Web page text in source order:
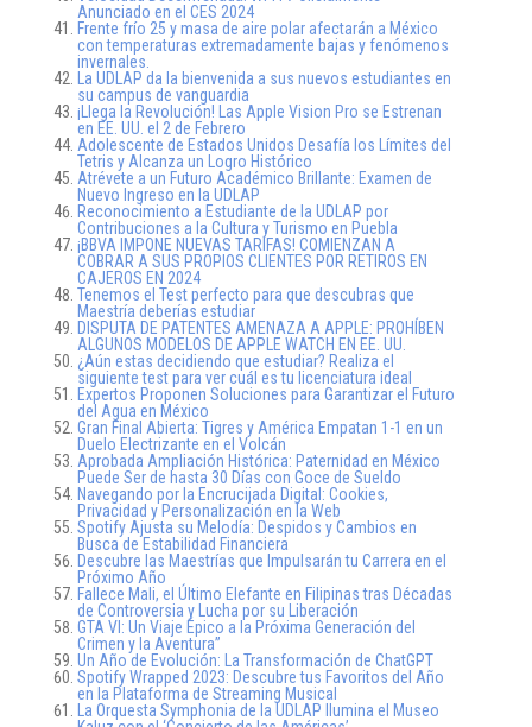
Anunciado en el CES 2024
Frente frío 25 y masa de aire polar afectarán a México
con temperaturas extremadamente bajas y fenómenos
invernales.
La UDLAP da la bienvenida a sus nuevos estudiantes en
su campus de vanguardia
¡Llega la Revolución! Las Apple Vision Pro se Estrenan
en EE. UU. el 2 de Febrero
Adolescente de Estados Unidos Desafía los Límites del
Tetris y Alcanza un Logro Histórico
Atrévete a un Futuro Académico Brillante: Examen de
Nuevo Ingreso en la UDLAP
Reconocimiento a Estudiante de la UDLAP por
Contribuciones a la Cultura y Turismo en Puebla
¡BBVA IMPONE NUEVAS TARIFAS! COMIENZAN A
COBRAR A SUS PROPIOS CLIENTES POR RETIROS EN
CAJEROS EN 2024
Tenemos el Test perfecto para que descubras que
Maestría deberías estudiar
DISPUTA DE PATENTES AMENAZA A APPLE: PROHÍBEN
ALGUNOS MODELOS DE APPLE WATCH EN EE. UU.
¿Aún estas decidiendo que estudiar? Realiza el
siguiente test para ver cuál es tu licenciatura ideal
Expertos Proponen Soluciones para Garantizar el Futuro
del Agua en México
Gran Final Abierta: Tigres y América Empatan 1-1 en un
Duelo Electrizante en el Volcán
Aprobada Ampliación Histórica: Paternidad en México
Puede Ser de hasta 30 Días con Goce de Sueldo
Navegando por la Encrucijada Digital: Cookies,
Privacidad y Personalización en la Web
Spotify Ajusta su Melodía: Despidos y Cambios en
Busca de Estabilidad Financiera
Descubre las Maestrías que Impulsarán tu Carrera en el
Próximo Año
Fallece Mali, el Último Elefante en Filipinas tras Décadas
de Controversia y Lucha por su Liberación
GTA VI: Un Viaje Épico a la Próxima Generación del
Crimen y la Aventura”
Un Año de Evolución: La Transformación de ChatGPT
Spotify Wrapped 2023: Descubre tus Favoritos del Año
en la Plataforma de Streaming Musical
La Orquesta Symphonia de la UDLAP Ilumina el Museo